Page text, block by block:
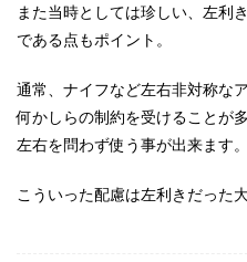
また当時としては珍しい、左利
である点もポイント。
通常、ナイフなど左右非対称な
何かしらの制約を受けることが
左右を問わず使う事が出来ます。
こういった配慮は左利きだった